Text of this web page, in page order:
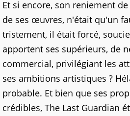
Et si encore, son reniement
de ses œuvres, n'était qu'un
tristement, il était forcé,
apportent ses supérieurs, de
commercial, privilégiant les
ses ambitions artistiques ?
probable. Et bien que ses
crédibles, The Last Guardian